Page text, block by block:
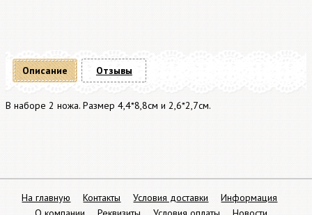
Описание
В наборе 2 ножа. Размер 4,4*8,8см и 2,6*2,7см.
Отзывы
На главную Контакты Условия доставки
Информация